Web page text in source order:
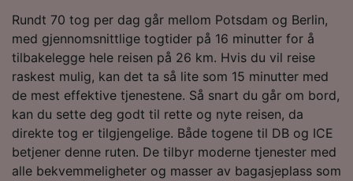
Rundt 70 tog per dag går mellom Potsdam og Berlin,
med gjennomsnittlige togtider på 16 minutter for å
tilbakelegge hele reisen på 26 km. Hvis du vil reise
raskest mulig, kan det ta så lite som 15 minutter med
de mest effektive tjenestene. Så snart du går om bord,
kan du sette deg godt til rette og nyte reisen, da
direkte tog er tilgjengelige. Både togene til DB og ICE
betjener denne ruten. De tilbyr moderne tjenester med
alle bekvemmeligheter og masser av bagasjeplass som